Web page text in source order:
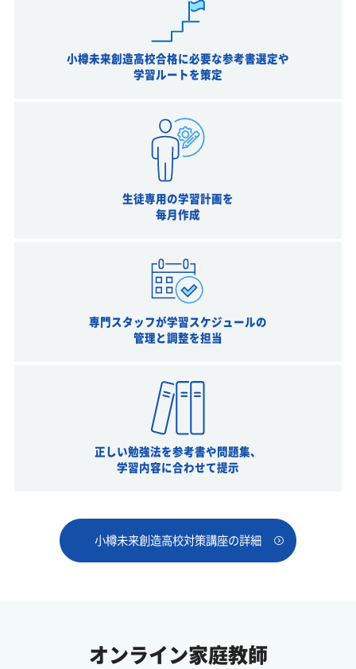
小樽未来創造高校合格に必要な参考書選定や
学習ルートを策定
生徒専用の学習計画を
毎月作成
専門スタッフが学習スケジュールの
管理と調整を担当
正しい勉強法を参考書や問題集、
学習内容に合わせて提示
小樽未来創造高校対策講座の詳細
オンライン家庭教師